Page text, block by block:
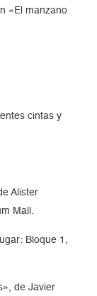
«El manzano
cintas y
Alister
Mall.
Bloque 1,
de Javier